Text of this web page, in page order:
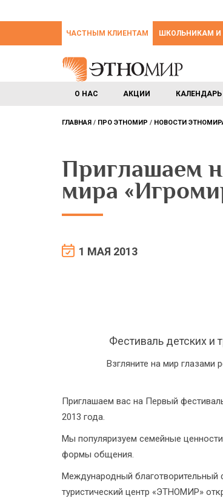
ЧАСТНЫМ КЛИЕНТАМ ШКОЛЬНИКАМ И
О НАС АКЦИИ
ГЛАВНАЯ ПРО ЭТНОМИР НОВОСТИ
Приглашаем
мира
1 МАЯ 2013
Фестиваль детских и
Взгляните на мир
Приглашаем вас на Первый
2013 года.
Мы популяризуем семейные
формы общения.
Международный благотворительный
туристический центр «ЭТНОМИР»